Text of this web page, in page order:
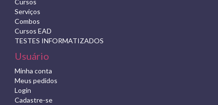
Cursos
Serviços
Combos
Cursos EAD
TESTES INFORMATIZADOS
Usuário
Minha conta
Meus pedidos
Login
Cadastre-se